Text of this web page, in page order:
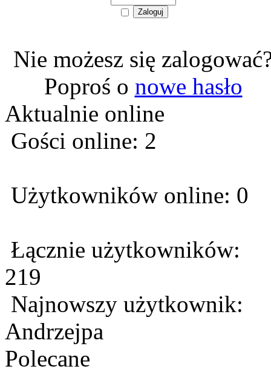
Nie możesz się
Poproś o nowe hasło
Aktualnie online
Gości online: 2
Użytkowników online: 0
Łącznie użytkowników:
219
Najnowszy użytkownik:
Andrzejpa
Polecane